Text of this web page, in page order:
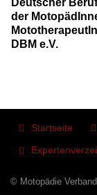
Deutscher
der
DBM e.V.
Startseite
© Motopädie